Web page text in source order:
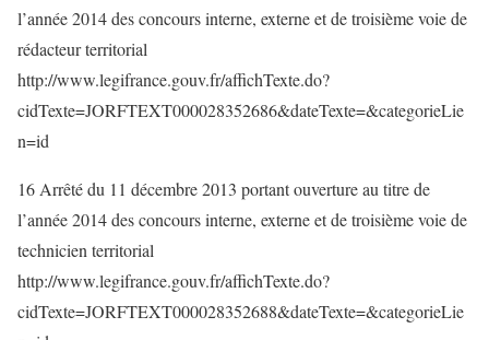
l’année 2014 des concours interne, externe et de troisième voie de
rédacteur territorial
http://www.legifrance.gouv.fr/affichTexte.do?
cidTexte=JORFTEXT000028352686&dateTexte=&categorieLie
n=id
16 Arrêté du 11 décembre 2013 portant ouverture au titre de
l’année 2014 des concours interne, externe et de troisième voie de
technicien territorial
http://www.legifrance.gouv.fr/affichTexte.do?
cidTexte=JORFTEXT000028352688&dateTexte=&categorieLie